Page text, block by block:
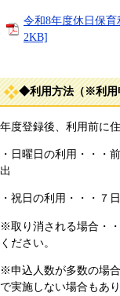
令和8年度休日保
2KB]
◆利用方法（※利用
年度登録後、利用前に
・日曜日の利用・・・
出
・祝日の利用・・・７
※取り消される場合・
ください。
※申込人数が多数の場
で実施しない場合もあり